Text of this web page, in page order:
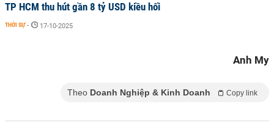
TP HCM thu hút gần 8 tỷ USD kiều hối
THỜI SỰ - 17-10-2025
Anh My
Theo Doanh Nghiệp & Kinh Doanh Copy link